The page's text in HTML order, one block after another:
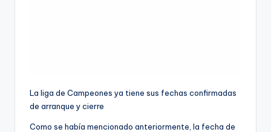
La liga de Campeones ya tiene sus fechas confirmadas
de arranque y cierre
Como se había mencionado anteriormente, la fecha de